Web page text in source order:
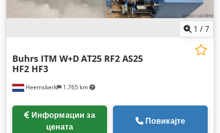
1 /7
Heemskerk 1.765 km
Buhrs ITM W+DAT25 RF2 AS25
HF2 HF3
цената
Повикајте